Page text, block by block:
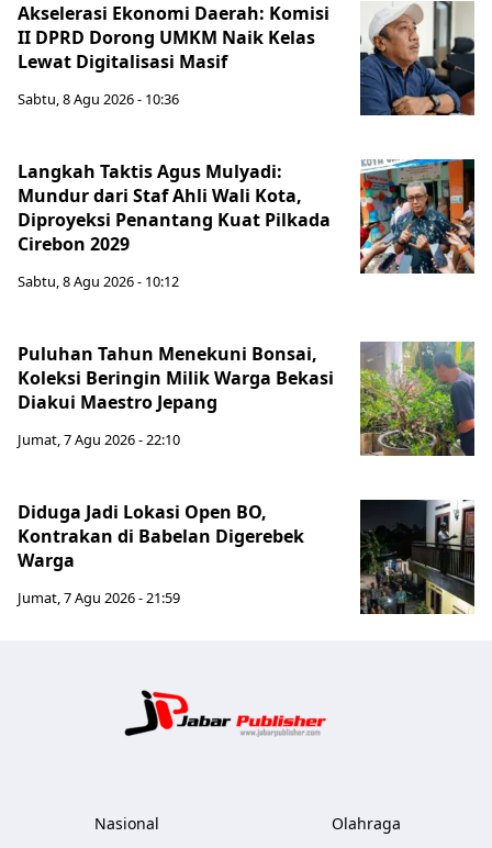
Akselerasi Ekonomi Daerah: Komisi
II DPRD Dorong UMKM Naik Kelas
Lewat Digitalisasi Masif
Sabtu, 8 Agu 2026 - 10:36
Langkah Taktis Agus Mulyadi:
Mundur dari Staf Ahli Wali Kota,
Diproyeksi Penantang Kuat Pilkada
Cirebon 2029
Sabtu, 8 Agu 2026 - 10:12
Puluhan Tahun Menekuni Bonsai,
Koleksi Beringin Milik Warga Bekasi
Diakui Maestro Jepang
Jumat, 7 Agu 2026 - 22:10
Diduga Jadi Lokasi Open BO,
Kontrakan di Babelan Digerebek
Warga
Jumat, 7 Agu 2026 - 21:59
Nasional Olahraga